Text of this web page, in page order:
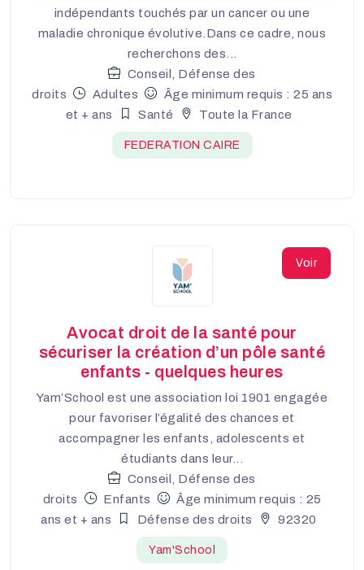
indépendants touchés par un cancer ou une
maladie chronique évolutive.Dans ce cadre, nous
recherchons des...
Conseil, Défense des
droits
Adultes
Âge minimum requis : 25 ans
et + ans
Santé Toute la France
FEDERATION CAIRE
Voir
Avocat droit de la santé pour
sécuriser la création d’un pôle santé
enfants - quelques heures
Yam’School est une association loi 1901 engagée
pour favoriser l’égalité des chances et
accompagner les enfants, adolescents et
étudiants dans leur...
Conseil, Défense des
droits
Enfants
Âge minimum requis : 25
ans et + ans
Défense des droits 92320
Yam'School